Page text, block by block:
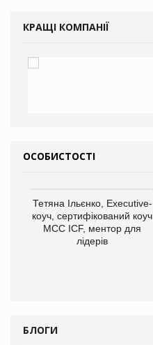
КРАЩІ КОМПАНІЇ
ОСОБИСТОСТІ
Тетяна Ільєнко, Executive-
коуч, сертифікований коуч
МСС ICF, ментор для
лідерів
БЛОГИ